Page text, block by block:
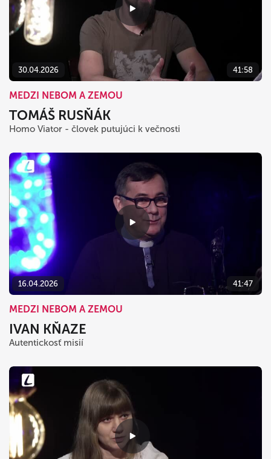
30.04.2026 41:58
MEDZI NEBOM A ZEMOU
TOMÁŠ RUSŇÁK
Homo Viator - človek putujúci k večnosti
16.04.2026 41:47
MEDZI NEBOM A ZEMOU
IVAN KŇAZE
Autentickosť misií